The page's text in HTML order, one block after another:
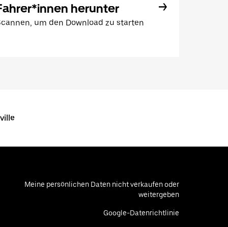
herunter
um den Download zu starten
Meine persönlichen Daten nicht verkaufen oder
weitergeben
Google-Datenrichtlinie